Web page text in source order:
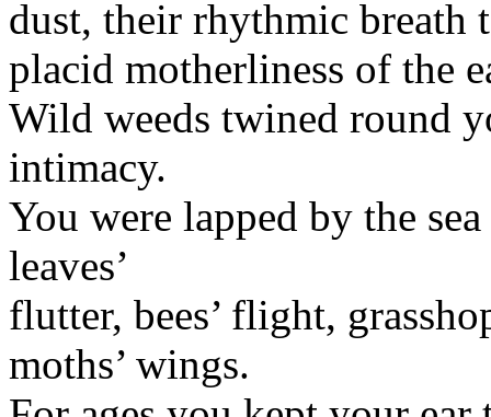
dust, their rhythmic breath
placid motherliness of the
Wild weeds twined round
intimacy.
You were lapped by the
leaves’
flutter, bees’ flight,
moths’ wings.